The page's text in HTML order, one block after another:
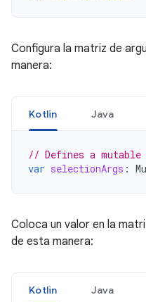
Configura la matriz de
manera:
Kotlin Java
// Defines a
var selectionArgs :
Coloca un valor en la
de esta manera:
Kotlin Java